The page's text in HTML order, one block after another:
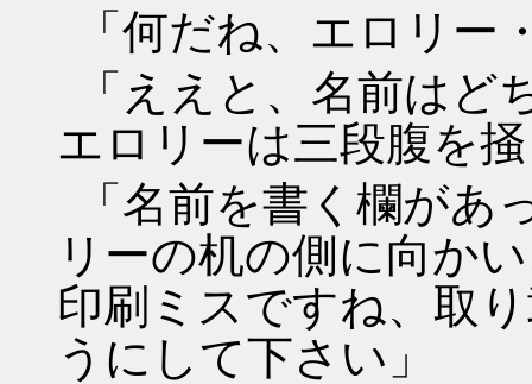
「何だね、エロリー
「ええと、名前は
エロリーは三段腹を
「名前を書く欄が
リーの机の側に向か
印刷ミスですね、取
うにして下さい」